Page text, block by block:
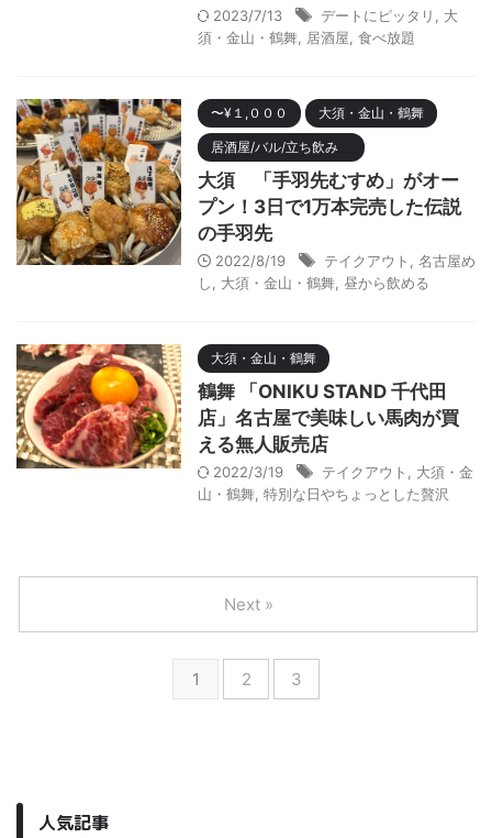
2023/7/13 デートにピッタリ
大
須・金山・鶴舞
居酒屋 食べ放題
〜¥１,０００ 大須・金山・鶴舞
居酒屋/バル/立ち飲み
大須 「手羽先むすめ」がオー
プン！3日で1万本完売した伝説
の手羽先
2022/8/19 テイクアウト
名古屋め
し
大須・金山・鶴舞 昼から飲める
大須・金山・鶴舞
鶴舞 「ONIKU STAND 千代田
店」名古屋で美味しい馬肉が買
える無人販売店
2022/3/19 テイクアウト
大須・金
山・鶴舞 特別な日やちょっとした贅沢
1 2 3
Next »
人気記事